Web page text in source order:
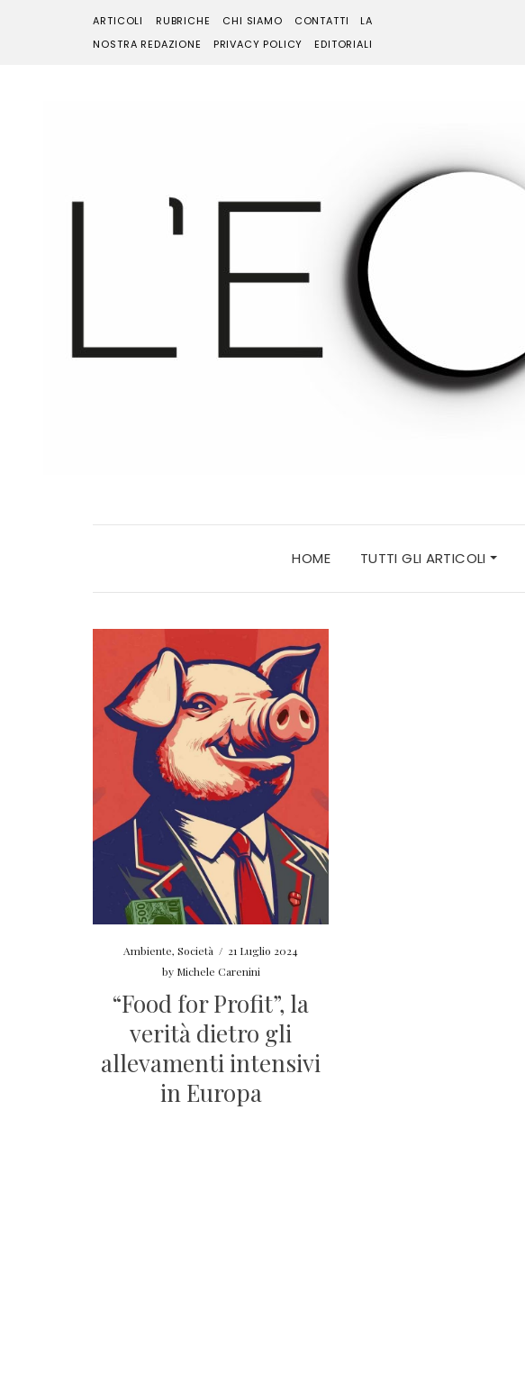
ARTICOLI RUBRICHE CHI SIAMO CONTATTI
LA
NOSTRA REDAZIONE
PRIVACY POLICY EDITORIALI
HOME TUTTI GLI ARTICOLI
Ambiente,Società / 21 Luglio 2024
by Michele Carenini
“Food for Profit”, la
verità dietro gli
allevamenti intensivi
in Europa